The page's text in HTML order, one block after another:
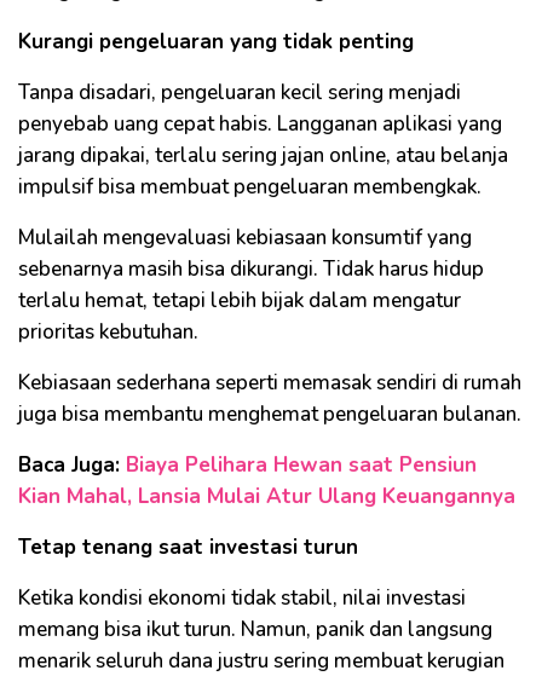
Kurangi pengeluaran yang tidak penting
Tanpa disadari, pengeluaran kecil sering menjadi
penyebab uang cepat habis. Langganan aplikasi yang
jarang dipakai, terlalu sering jajan online, atau belanja
impulsif bisa membuat pengeluaran membengkak.
Mulailah mengevaluasi kebiasaan konsumtif yang
sebenarnya masih bisa dikurangi. Tidak harus hidup
terlalu hemat, tetapi lebih bijak dalam mengatur
prioritas kebutuhan.
Kebiasaan sederhana seperti memasak sendiri di rumah
juga bisa membantu menghemat pengeluaran bulanan.
Baca Juga: Biaya Pelihara Hewan saat Pensiun
Kian Mahal, Lansia Mulai Atur Ulang Keuangannya
Tetap tenang saat investasi turun
Ketika kondisi ekonomi tidak stabil, nilai investasi
memang bisa ikut turun. Namun, panik dan langsung
menarik seluruh dana justru sering membuat kerugian